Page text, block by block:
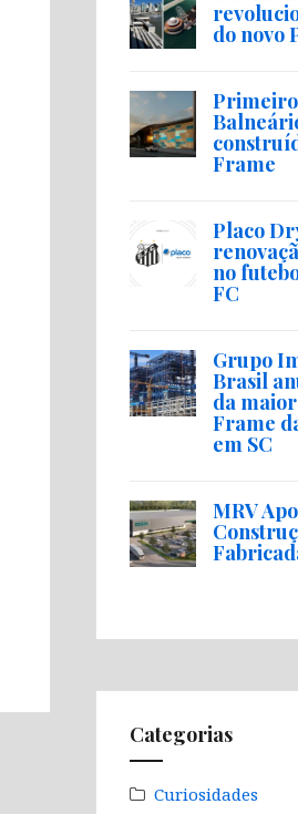
do novo
Frame
Placo
no
FC
Grupo
Brasil
da
Frame
em SC
MRV
Categorias
Curiosidades